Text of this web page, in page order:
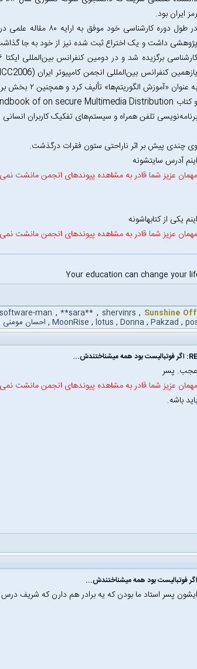
رمز ایران بود.
برنامه‌نویسی تلفن همراه و سیستم‌های تفکیک کاربران انسانی
وی چندی پیش بر اثر ناراحتی ستون فقرات درگذشت.
اینم آدرس سایتشونه
مهمان عزیز شما قادر به مشاهده پیوندهای انجمن مانشت
اینم یکی از کتابهاشونه
مهمان عزیز شما قادر به مشاهده پیوندهای انجمن مانشت
Your education can change your
Sunshine Off
,
shervinrs
,
**sara**
,
software-man
,
Pakzad
,
Donna
,
lotus
,
MoonRise
, احسان مومنی
RE: اگر فوتبالیست بود همه میشناختندش...
عجب. پسر
مهمان عزیز شما قادر به مشاهده پیوندهای انجمن مانشت
باید باشه.
اگر فوتبالیست بود همه میشناختندش...
ایشون پسر استاد ما بودن که یه برادر هم دارن که شریف درس